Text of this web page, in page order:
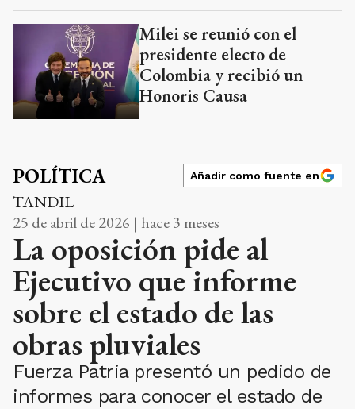
Milei se reunió con el
presidente electo de
Colombia y recibió un
Honoris Causa
POLÍTICA Añadir como fuente en
TANDIL
25 de abril de 2026 | hace 3 meses
La oposición pide al
Ejecutivo que informe
sobre el estado de las
obras pluviales
Fuerza Patria presentó un pedido de
informes para conocer el estado de